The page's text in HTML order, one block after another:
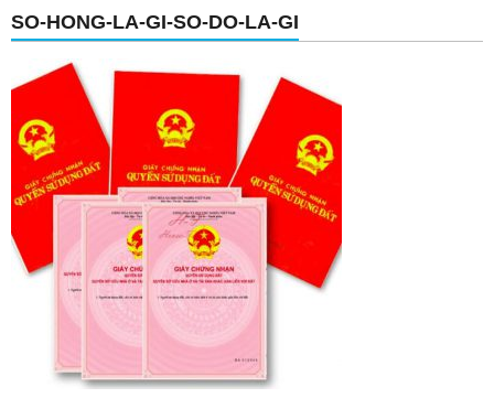
SO-HONG-LA-GI-SO-DO-LA-GI